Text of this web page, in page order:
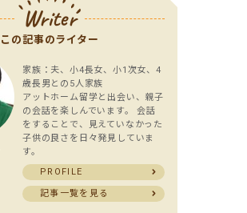
Writer
この記事のライター
家族：夫、小4長女、小1次女、4
歳長男との5人家族
アットホーム留学と出会い、親子
の会話を楽しんでいます。 会話
をすることで、見えていなかった
子供の良さを日々発見していま
す。
PROFILE
記事一覧を見る